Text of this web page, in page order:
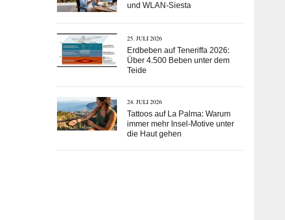
und WLAN-Siesta
25. JULI 2026
Erdbeben auf Teneriffa 2026:
Über 4.500 Beben unter dem
Teide
24. JULI 2026
Tattoos auf La Palma: Warum
immer mehr Insel-Motive unter
die Haut gehen